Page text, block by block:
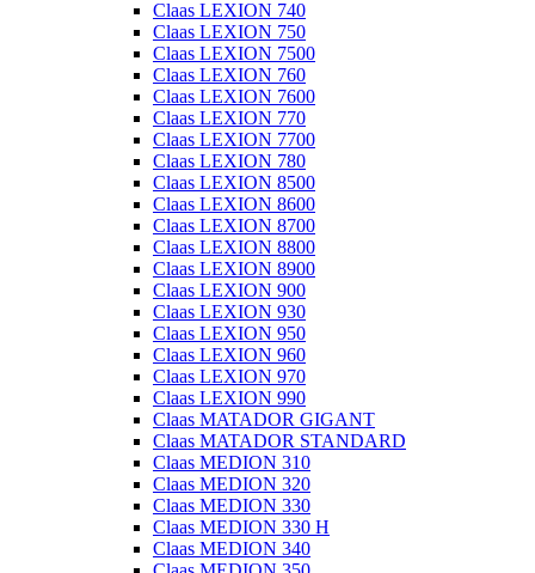
Claas LEXION 740
Claas LEXION 750
Claas LEXION 7500
Claas LEXION 760
Claas LEXION 7600
Claas LEXION 770
Claas LEXION 7700
Claas LEXION 780
Claas LEXION 8500
Claas LEXION 8600
Claas LEXION 8700
Claas LEXION 8800
Claas LEXION 8900
Claas LEXION 900
Claas LEXION 930
Claas LEXION 950
Claas LEXION 960
Claas LEXION 970
Claas LEXION 990
Claas MATADOR GIGANT
Claas MATADOR STANDARD
Claas MEDION 310
Claas MEDION 320
Claas MEDION 330
Claas MEDION 330 H
Claas MEDION 340